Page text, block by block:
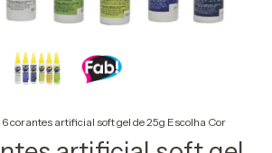
6 corantes artificial soft gel de 25g Escolha Cor